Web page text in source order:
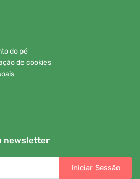
do pé
de cookies
newsletter
Iniciar Sessão